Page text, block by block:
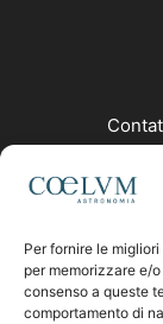
Per fornire le
per memorizzare e/
consenso a queste
comportamento di